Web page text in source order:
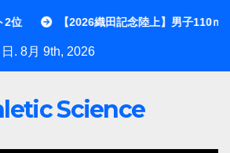
織田記念陸上】男子110ｍHに泉谷駿介が
日. 8月 9th, 2026
Science